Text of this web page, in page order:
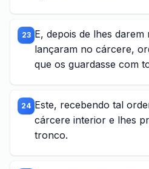
23 E, depois de lhes darem
lançaram no cárcere,
que os guardasse com
24 Este, recebendo tal
cárcere interior e lhes
tronco.